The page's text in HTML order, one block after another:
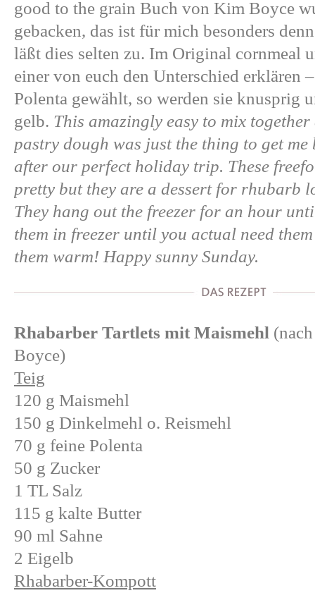
good to the grain Buch von Kim Boyce
gebacken, das ist für mich besonders
läßt dies selten zu. Im Original cornmeal
einer von euch den Unterschied erklären
Polenta gewählt, so werden sie knusprig
gelb. This amazingly easy to mix
pastry dough was just the thing to get
after our perfect holiday trip. These
pretty but they are a dessert for rhubarb
They hang out the freezer for an hour
them in freezer until you actual need
them warm! Happy sunny Sunday.
Rhabarber Tartlets mit Maismehl
Boyce)
Teig
120 g Maismehl
150 g Dinkelmehl o. Reismehl
70 g feine Polenta
50 g Zucker
1 TL Salz
115 g kalte Butter
90 ml Sahne
2 Eigelb
Rhabarber-Kompott